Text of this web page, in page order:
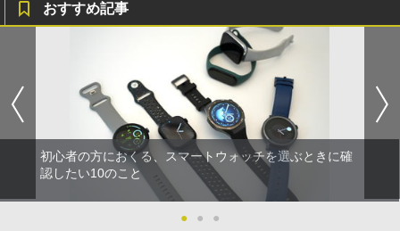
おすすめ記事
初心者の方におくる、スマートウォッチを選ぶときに確
認したい10のこと
● ● ●